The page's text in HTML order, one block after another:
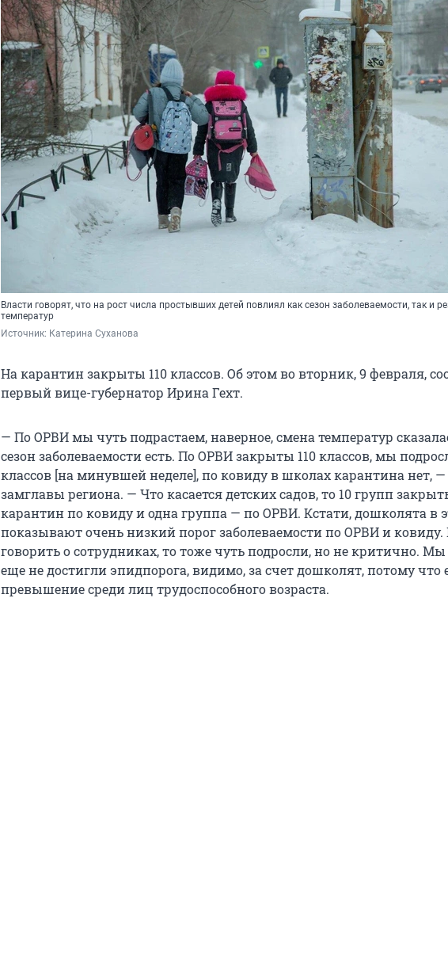
Власти говорят, что на рост числа простывших детей повлиял как сезон заболеваемости, так и
температур
Источник: Катерина Суханова
На карантин закрыты 110 классов. Об этом во вторник, 9 февраля,
первый вице-губернатор Ирина Гехт.
— По ОРВИ мы чуть подрастаем, наверное, смена температур
сезон заболеваемости есть. По ОРВИ закрыты 110 классов, мы
классов [на минувшей неделе], по ковиду в школах карантина нет,
замглавы региона. — Что касается детских садов, то 10 групп
карантин по ковиду и одна группа — по ОРВИ. Кстати, дошколята в
показывают очень низкий порог заболеваемости по ОРВИ и ковиду.
говорить о сотрудниках, то тоже чуть подросли, но не критично. Мы
еще не достигли эпидпорога, видимо, за счет дошколят, потому что
превышение среди лиц трудоспособного возраста.